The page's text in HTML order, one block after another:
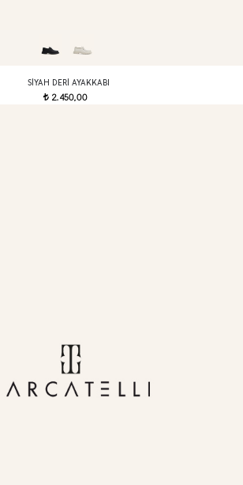
SIYAH DERI AYAKKABI
t 2.450,00